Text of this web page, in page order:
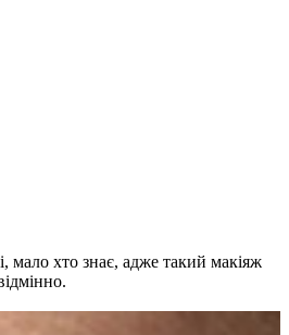
мало хто знає, адже такий макіяж